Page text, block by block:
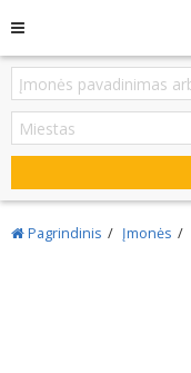
Pagrindinis Įmonės